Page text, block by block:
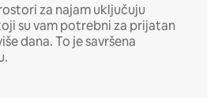
za najam uključuju
su vam potrebni za prijatan
dana. To je savršena